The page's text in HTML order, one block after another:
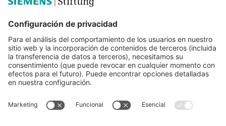
Educación STEM
Mediaportal